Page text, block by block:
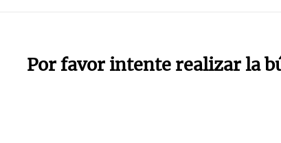
Por favor intente realizar la